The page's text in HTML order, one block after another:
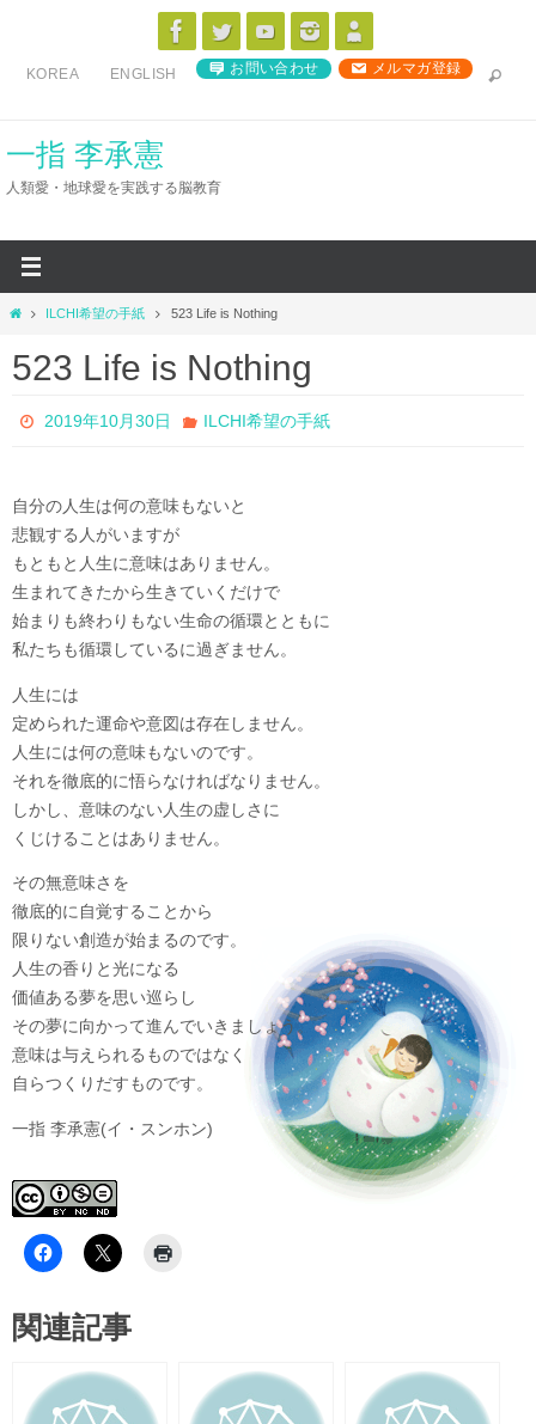
ス
KOREA ENGLISH お問い合わせ メルマガ登録
一指 李承憲
人類愛・地球愛を実践する脳教育
ホ
ム
ILCHI希望の手紙 523 Life is Nothing
523 Life is Nothing
2019年10月30日 ILCHI希望の手紙
自分の人生は何の意味もないと
悲観する人がいますが
もともと人生に意味はありません。
生まれてきたから生きていくだけで
始まりも終わりもない生命の循環とともに
私たちも循環しているに過ぎません。
人生には
定められた運命や意図は存在しません。
人生には何の意味もないのです。
それを徹底的に悟らなければなりません。
しかし、意味のない人生の虚しさに
くじけることはありません。
その無意味さを
徹底的に自覚することから
限りない創造が始まるのです。
人生の香りと光になる
価値ある夢を思い巡らし
その夢に向かって進んでいきましょう。
意味は与えられるものではなく
自らつくりだすものです。
一指 李承憲(イ・スンホン)
関連記事